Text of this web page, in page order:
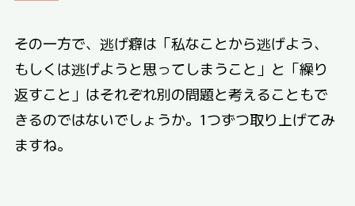
その一方で、逃げ癖は「私なことから逃げよう、
もしくは逃げようと思ってしまうこと」と「繰り
返すこと」はそれぞれ別の問題と考えることもで
きるのではないでしょうか。1つずつ取り上げてみ
ますね。